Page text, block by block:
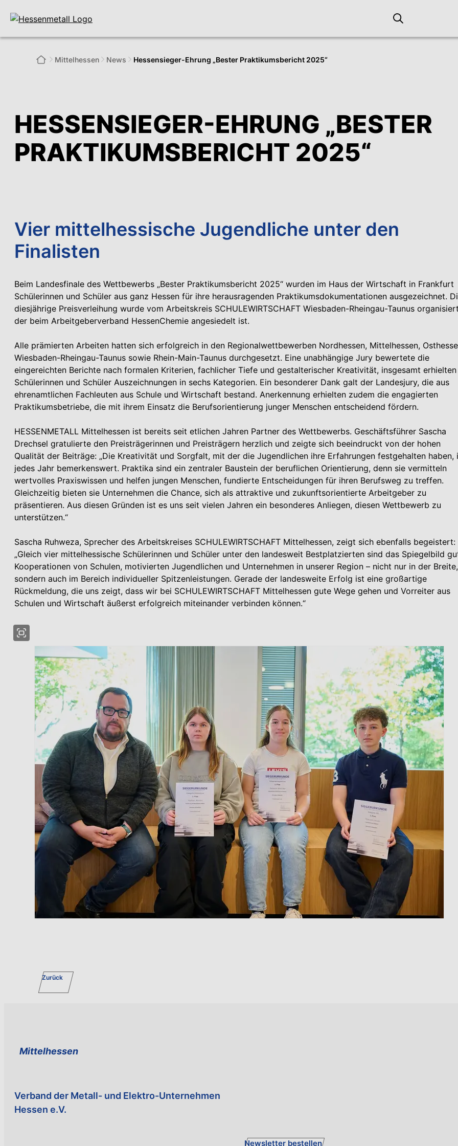
HESSENSIEGER-EHRUNG „BESTER
PRAKTIKUMSBERICHT 2025“
Vier mittelhessische Jugendliche unter den
Finalisten
Beim Landesfinale des Wettbewerbs „Bester Praktikumsbericht 2025“ wurden im Haus der Wirtschaft in Frankfurt
Schülerinnen und Schüler aus ganz Hessen für ihre herausragenden Praktikumsdokumentationen ausgezeichnet.
diesjährige Preisverleihung wurde vom Arbeitskreis SCHULEWIRTSCHAFT Wiesbaden-Rheingau-Taunus
der beim Arbeitgeberverband HessenChemie angesiedelt ist.
Alle prämierten Arbeiten hatten sich erfolgreich in den Regionalwettbewerben Nordhessen, Mittelhessen,
Wiesbaden-Rheingau-Taunus sowie Rhein-Main-Taunus durchgesetzt. Eine unabhängige Jury bewertete die
eingereichten Berichte nach formalen Kriterien, fachlicher Tiefe und gestalterischer Kreativität, insgesamt erhielten
Schülerinnen und Schüler Auszeichnungen in sechs Kategorien. Ein besonderer Dank galt der Landesjury, die aus
ehrenamtlichen Fachleuten aus Schule und Wirtschaft bestand. Anerkennung erhielten zudem die engagierten
Praktikumsbetriebe, die mit ihrem Einsatz die Berufsorientierung junger Menschen entscheidend fördern.
HESSENMETALL Mittelhessen ist bereits seit etlichen Jahren Partner des Wettbewerbs. Geschäftsführer Sascha
Drechsel gratulierte den Preisträgerinnen und Preisträgern herzlich und zeigte sich beeindruckt von der hohen
Qualität der Beiträge: „Die Kreativität und Sorgfalt, mit der die Jugendlichen ihre Erfahrungen festgehalten haben,
jedes Jahr bemerkenswert. Praktika sind ein zentraler Baustein der beruflichen Orientierung, denn sie vermitteln
wertvolles Praxiswissen und helfen jungen Menschen, fundierte Entscheidungen für ihren Berufsweg zu treffen.
Gleichzeitig bieten sie Unternehmen die Chance, sich als attraktive und zukunftsorientierte Arbeitgeber zu
präsentieren. Aus diesen Gründen ist es uns seit vielen Jahren ein besonderes Anliegen, diesen Wettbewerb zu
unterstützen.“
Sascha Ruhweza, Sprecher des Arbeitskreises SCHULEWIRTSCHAFT Mittelhessen, zeigt sich ebenfalls begeistert:
„Gleich vier mittelhessische Schülerinnen und Schüler unter den landesweit Bestplatzierten sind das Spiegelbild
Kooperationen von Schulen, motivierten Jugendlichen und Unternehmen in unserer Region – nicht nur in der Breite,
sondern auch im Bereich individueller Spitzenleistungen. Gerade der landesweite Erfolg ist eine großartige
Rückmeldung, die uns zeigt, dass wir bei SCHULEWIRTSCHAFT Mittelhessen gute Wege gehen und Vorreiter aus
Schulen und Wirtschaft äußerst erfolgreich miteinander verbinden können.“
Zurück
Mittelhessen News Hessensieger-Ehrung „Bester Praktikumsbericht 2025“
Mittelhessen
Verband der Metall- und Elektro-Unternehmen
Hessen e.V.
Newsletter bestellen